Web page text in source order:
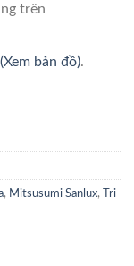
trên
(Xem bản đồ).
, Mitsusumi Sanlux,
Tri